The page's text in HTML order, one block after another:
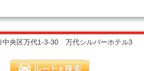
中央区万代1-3-30 万代シルバーホテル3